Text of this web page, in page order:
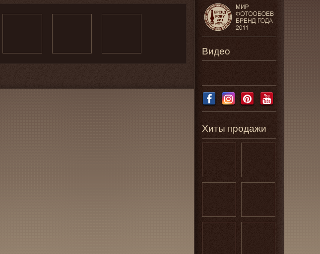
Видео
Хиты продажи